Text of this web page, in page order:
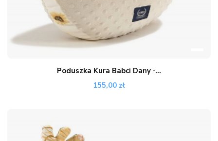
Poduszka Kura Babci Dany -...
155,00 zł